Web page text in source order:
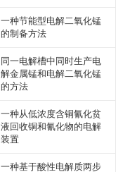
一种节能型电解二氧化锰
的制备方法
同一电解槽中同时生产电
解金属锰和电解二氧化锰
的方法
一种从低浓度含铜氰化贫
液回收铜和氰化物的电解
装置
一种基于酸性电解质两步